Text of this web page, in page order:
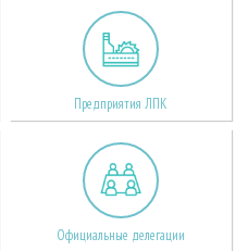
Предприятия ЛПК
Официальные делегации